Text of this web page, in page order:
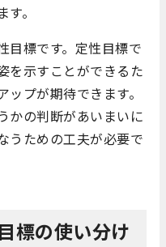
。
目標です。定性目標で
を示すことができるた
プが期待できます。
かの判断があいまいに
うための工夫が必要で
標の使い分け